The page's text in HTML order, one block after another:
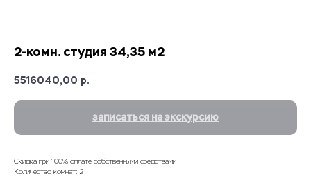
2-комн. студия 34,35 м2
5516040,00 р.
записаться на экскурсию
Скидка при 100% оплате собственными средствами
Количество комнат: 2